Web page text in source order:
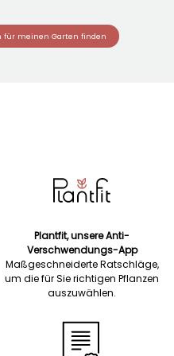
für meinen Garten finden
Plantfit, unsere Anti-
Verschwendungs-App
Maßgeschneiderte Ratschläge,
um die für Sie richtigen Pflanzen
auszuwählen.